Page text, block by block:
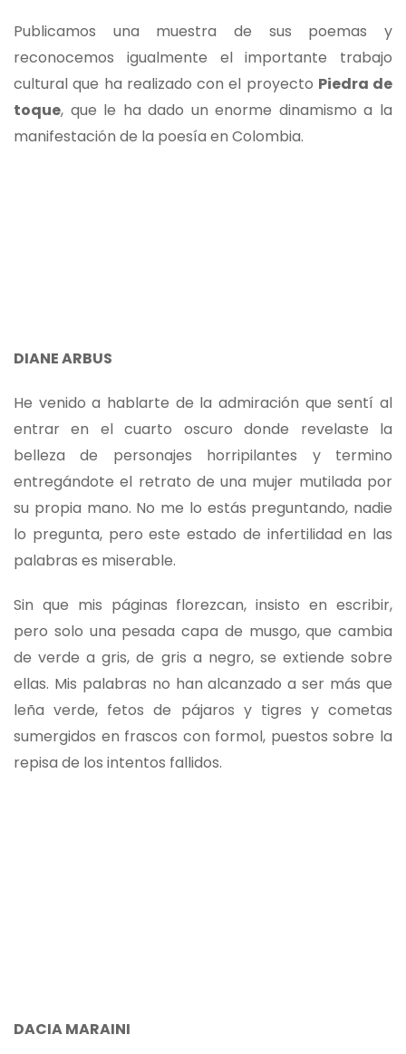
Publicamos una muestra de sus poemas y
reconocemos igualmente el importante trabajo
cultural que ha realizado con el proyecto Piedra de
toque, que le ha dado un enorme dinamismo a la
manifestación de la poesía en Colombia.
DIANE ARBUS
He venido a hablarte de la admiración que sentí al
entrar en el cuarto oscuro donde revelaste la
belleza de personajes horripilantes y termino
entregándote el retrato de una mujer mutilada por
su propia mano. No me lo estás preguntando, nadie
lo pregunta, pero este estado de infertilidad en las
palabras es miserable.
Sin que mis páginas florezcan, insisto en escribir,
pero solo una pesada capa de musgo, que cambia
de verde a gris, de gris a negro, se extiende sobre
ellas. Mis palabras no han alcanzado a ser más que
leña verde, fetos de pájaros y tigres y cometas
sumergidos en frascos con formol, puestos sobre la
repisa de los intentos fallidos.
DACIA MARAINI